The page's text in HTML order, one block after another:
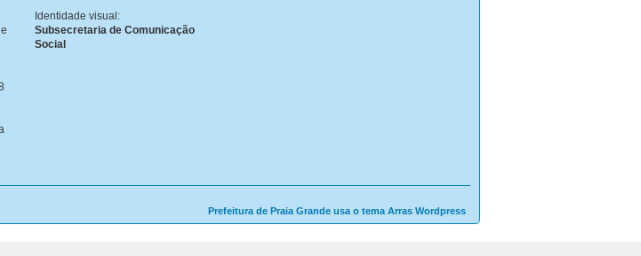
Identidade visual:
Subsecretaria de Comunicação
Social
Prefeitura de Praia Grande usa o tema Arras Wordpress